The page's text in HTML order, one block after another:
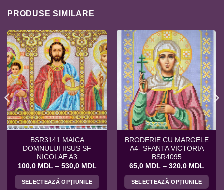
PRODUSE SIMILARE
BSR3141 MAICA
DOMNULUI IISUS SF
NICOLAE A3
100,0 MDL – 530,0 MDLInterval
prețuri:
100,0 MDL
SELECTEAZĂ OPȚIUNILE
BRODERIE CU MARGELE
A4- SFANTA VICTORIA
BSR4095
65,0 MDL – 320,0 MDL
65,0
SELECTEAZĂ OPȚIUNILE
MDL